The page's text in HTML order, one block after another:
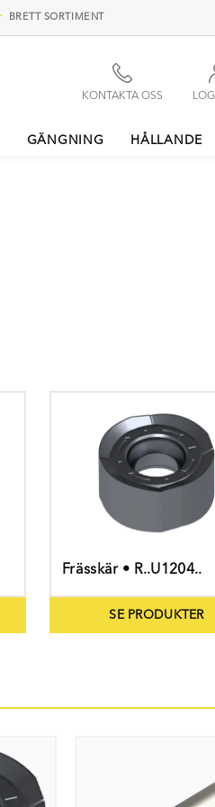
BRETT SORTIMENT
KONTAKTA OSS
GÄNGNING HÅLLANDE
Frässkär • R..U1204..
SE PRODUKTER